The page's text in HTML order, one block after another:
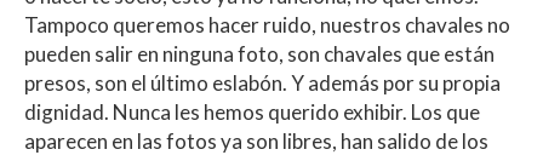
Tampoco queremos hacer ruido, nuestros chavales no
pueden salir en ninguna foto, son chavales que están
presos, son el último eslabón. Y además por su propia
dignidad. Nunca les hemos querido exhibir. Los que
aparecen en las fotos ya son libres, han salido de los